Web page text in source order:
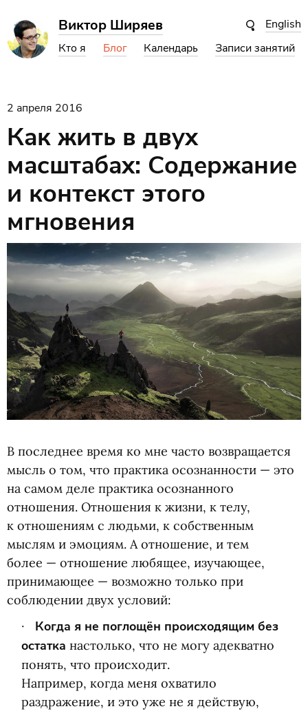
English
Виктор Ширяев
Кто я Блог Календарь Записи занятий
2 апреля 2016
Как жить в двух
масштабах: Содержание
и контекст этого
мгновения
В последнее время ко мне часто возвращается
мысль о том, что практика осознанности — это
на самом деле практика осознанного
отношения. Отношения к жизни, к телу,
к отношениям с людьми, к собственным
мыслям и эмоциям. А отношение, и тем
более — отношение любящее, изучающее,
принимающее — возможно только при
соблюдении двух условий:
Когда я не поглощён происходящим без
остатка настолько, что не могу адекватно
понять, что происходит.
Например, когда меня охватило
раздражение, и это уже не я действую,